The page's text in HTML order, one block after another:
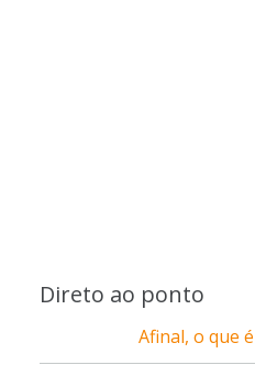
Direto ao ponto
Afinal, o que